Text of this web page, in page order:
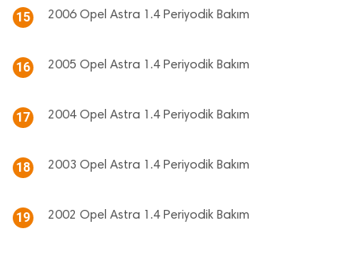
15 2006 Opel Astra 1.4 Periyodik Bakım
16 2005 Opel Astra 1.4 Periyodik Bakım
17 2004 Opel Astra 1.4 Periyodik Bakım
18 2003 Opel Astra 1.4 Periyodik Bakım
19 2002 Opel Astra 1.4 Periyodik Bakım